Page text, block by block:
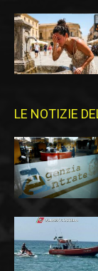
LE NOTIZIE